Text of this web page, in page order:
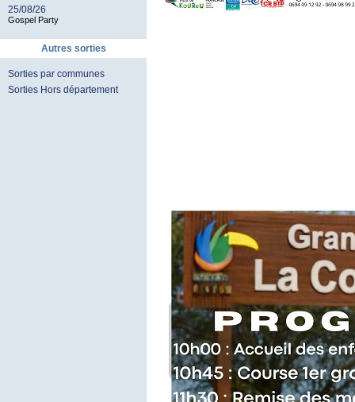
25/08/26
Gospel Party
Autres sorties
Sorties par communes
Sorties Hors département